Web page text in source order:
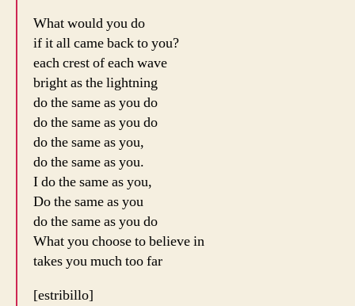
What would you do
if it all came back to you?
each crest of each wave
bright as the lightning
do the same as you do
do the same as you do
do the same as you,
do the same as you.
I do the same as you,
Do the same as you
do the same as you do
What you choose to believe in
takes you much too far
[estribillo]